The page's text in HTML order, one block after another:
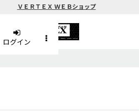
ＶＥＲＴＥＸ ＷＥＢショップ
ログイン